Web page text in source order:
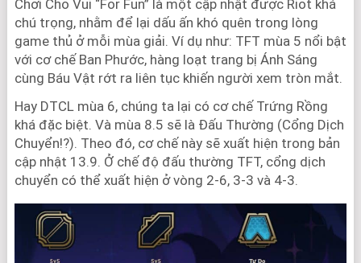
Chơi Cho Vui “For Fun” là một cập nhật được Riot khá
chú trọng, nhằm để lại dấu ấn khó quên trong lòng
game thủ ở mỗi mùa giải. Ví dụ như: TFT mùa 5 nổi bật
với cơ chế Ban Phước, hàng loạt trang bị Ánh Sáng
cùng Báu Vật rớt ra liên tục khiến người xem tròn mắt.
Hay DTCL mùa 6, chúng ta lại có cơ chế Trứng Rồng
khá đặc biệt. Và mùa 8.5 sẽ là Đấu Thường (Cổng Dịch
Chuyển!?). Theo đó, cơ chế này sẽ xuất hiện trong bản
cập nhật 13.9. Ở chế độ đấu thường TFT, cổng dịch
chuyển có thể xuất hiện ở vòng 2-6, 3-3 và 4-3.